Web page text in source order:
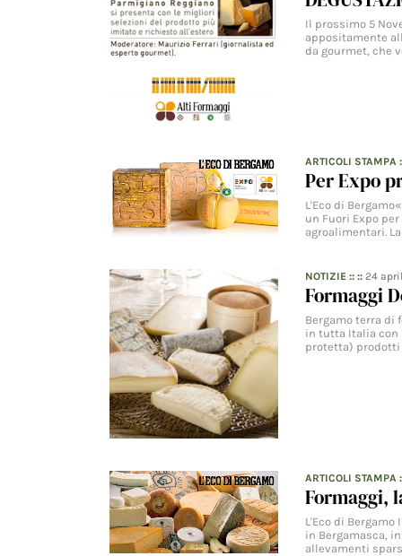
Il prossimo 5
appositamente
da gourmet, che
ARTICOLI STAMPA
Per Expo
L'Eco di
un Fuori Expo
agroalimentari.
NOTIZIE :: ::24
Formaggi
Bergamo terra di
in tutta Italia con
protetta)
ARTICOLI STAMPA
Formaggi,
L'Eco di
in Bergamasca,
allevamenti